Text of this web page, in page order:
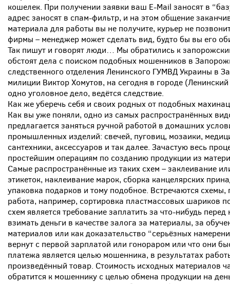
кошелек. При получении заявки ваш E-Mail заносят в
адрес заносят в спам-фильтр, и на этом общение
материала для работы вы не получите, курьер не
фирмы – менеджер может сделать вид, будто бы вы его
Так пишут и говорят люди… Мы обратились к
обстоят дела с поиском подобных мошенников в
следственного отделения Ленинского ГУМВД Украины в
милиции Виктор Хомутов, на сегодня в городе
одно уголовное дело, ведётся следствие.
Как же уберечь себя и своих родных от подобных
Как вы уже поняли, одно из самых распространённых
предлагается заняться ручной работой в домашних
промышленных изделий: свечей, пуговиц, мозаики,
сантехники, аксессуаров и так далее. Зачастую весь
простейшим операциям по созданию продукции из
Самые распространённые из таких схем – заклеивание
этикеток, наклеивание марок, сборка канцелярских
упаковка подарков и тому подобное. Встречаются схемы,
работа, например, сортировка пластмассовых шариков
схем является требование заплатить за что-нибудь
взимать деньги в качестве залога за материалы, за
материалов или как доказательство “серьёзных
вернут с первой зарплатой или гонораром или что они
платежа является целью мошенника, в результатах
произведённый товар. Стоимость исходных материалов
обратится к мошеннику с целью обмена продукции на